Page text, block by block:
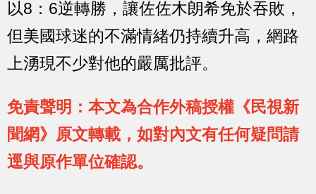
以8：6逆轉勝，讓佐佐木朗希免於吞敗，
但美國球迷的不滿情緒仍持續升高，網路
上湧現不少對他的嚴厲批評。
免責聲明：本文為合作外稿授權《民視新
聞網》原文轉載，如對內文有任何疑問請
逕與原作單位確認。